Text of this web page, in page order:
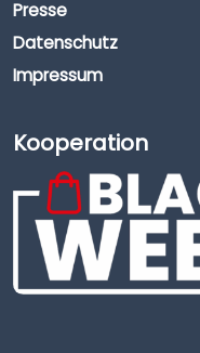
Presse
Datenschutz
Impressum
Kooperation